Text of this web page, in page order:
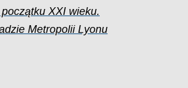
XXI wieku.
Metropolii Lyonu